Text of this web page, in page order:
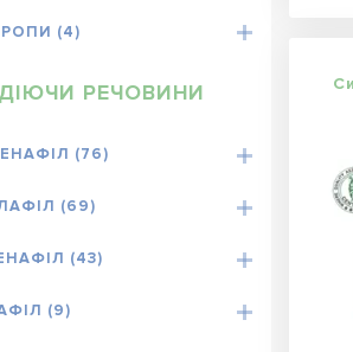
(4)
ДІЮЧИ РЕЧОВИНИ
(76)
(69)
(43)
(9)